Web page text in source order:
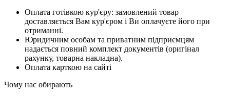
Оплата готівкою кур'єру: замовлений товар
доставляється Вам кур'єром і Ви оплачуєте його при
отриманні.
Юридичним особам та приватним підприємцям
надається повний комплект документів (оригінал
рахунку, товарна накладна).
Оплата карткою на сайті
Чому нас обирають